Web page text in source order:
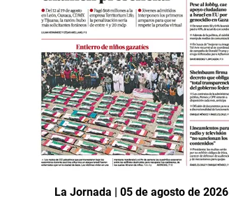
La Jornada | 05 de agosto de 2026